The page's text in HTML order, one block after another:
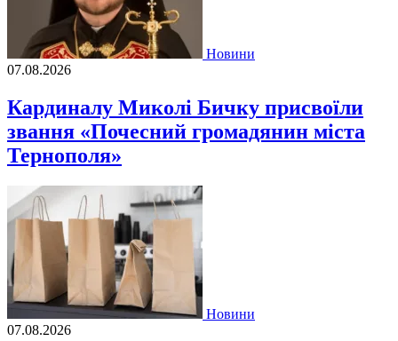
Новини
07.08.2026
Кардиналу Миколі Бичку присвоїли
звання «Почесний громадянин міста
Тернополя»
Новини
07.08.2026